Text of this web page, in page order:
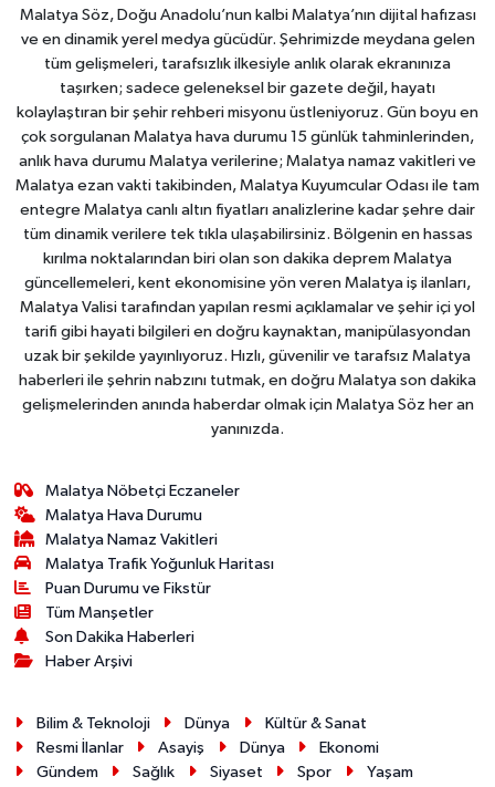
Malatya Söz, Doğu Anadolu’nun kalbi Malatya’nın dijital hafızası
ve en dinamik yerel medya gücüdür. Şehrimizde meydana gelen
tüm gelişmeleri, tarafsızlık ilkesiyle anlık olarak ekranınıza
taşırken; sadece geleneksel bir gazete değil, hayatı
kolaylaştıran bir şehir rehberi misyonu üstleniyoruz. Gün boyu en
çok sorgulanan Malatya hava durumu 15 günlük tahminlerinden,
anlık hava durumu Malatya verilerine; Malatya namaz vakitleri ve
Malatya ezan vakti takibinden, Malatya Kuyumcular Odası ile tam
entegre Malatya canlı altın fiyatları analizlerine kadar şehre dair
tüm dinamik verilere tek tıkla ulaşabilirsiniz. Bölgenin en hassas
kırılma noktalarından biri olan son dakika deprem Malatya
güncellemeleri, kent ekonomisine yön veren Malatya iş ilanları,
Malatya Valisi tarafından yapılan resmi açıklamalar ve şehir içi yol
tarifi gibi hayati bilgileri en doğru kaynaktan, manipülasyondan
uzak bir şekilde yayınlıyoruz. Hızlı, güvenilir ve tarafsız Malatya
haberleri ile şehrin nabzını tutmak, en doğru Malatya son dakika
gelişmelerinden anında haberdar olmak için Malatya Söz her an
yanınızda.
Malatya Nöbetçi Eczaneler
Malatya Hava Durumu
Malatya Namaz Vakitleri
Malatya Trafik Yoğunluk Haritası
Puan Durumu ve Fikstür
Tüm Manşetler
Son Dakika Haberleri
Haber Arşivi
Bilim & Teknoloji Dünya
Kültür & Sanat
Resmi İlanlar
Asayiş Dünya
Ekonomi
Gündem
Sağlık Siyaset Spor Yaşam